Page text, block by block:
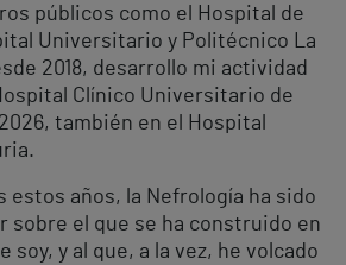
públicos como el Hospital de
Universitario y Politécnico La
2018, desarrollo mi actividad
Clínico Universitario de
también en el Hospital
estos años, la Nefrología ha sido
sobre el que se ha construido en
soy, y al que, a la vez, he volcado